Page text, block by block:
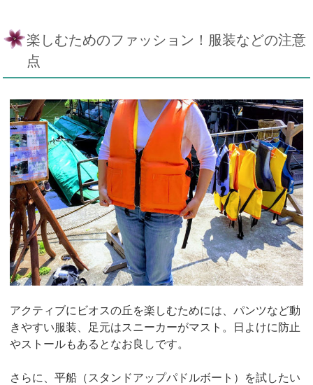
楽しむためのファッション！服装などの注意
点
アクティブにビオスの丘を楽しむためには、パンツなど動
きやすい服装、足元はスニーカーがマスト。日よけに防止
やストールもあるとなお良しです。
さらに、平船（スタンドアップパドルボート）を試したい